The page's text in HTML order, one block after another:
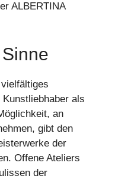
ALBERTINA
als
an
gibt den
der
Offene Ateliers
der